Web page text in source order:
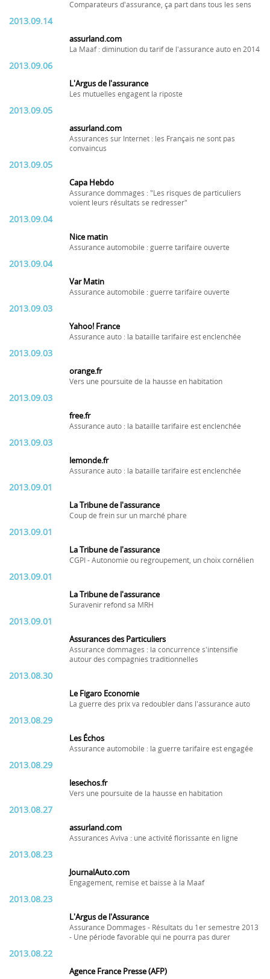
Comparateurs d'assurance, ça part dans tous les sens
2013.09.14
assurland.com
La Maaf : diminution du tarif de l'assurance auto en 2014
2013.09.06
L'Argus de l'assurance
Les mutuelles engagent la riposte
2013.09.05
assurland.com
Assurances sur Internet : les Français ne sont pas
convaincus
2013.09.05
Capa Hebdo
Assurance dommages : "Les risques de particuliers
voient leurs résultats se redresser"
2013.09.04
Nice matin
Assurance automobile : guerre tarifaire ouverte
2013.09.04
Var Matin
Assurance automobile : guerre tarifaire ouverte
2013.09.03
Yahoo! France
Assurance auto : la bataille tarifaire est enclenchée
2013.09.03
orange.fr
Vers une poursuite de la hausse en habitation
2013.09.03
free.fr
Assurance auto : la bataille tarifaire est enclenchée
2013.09.03
lemonde.fr
Assurance auto : la bataille tarifaire est enclenchée
2013.09.01
La Tribune de l'assurance
Coup de frein sur un marché phare
2013.09.01
La Tribune de l'assurance
CGPI - Autonomie ou regroupement, un choix cornélien
2013.09.01
La Tribune de l'assurance
Suravenir refond sa MRH
2013.09.01
Assurances des Particuliers
Assurance dommages : la concurrence s'intensifie
autour des compagnies traditionnelles
2013.08.30
Le Figaro Economie
La guerre des prix va redoubler dans l'assurance auto
2013.08.29
Les Échos
Assurance automobile : la guerre tarifaire est engagée
2013.08.29
lesechos.fr
Vers une poursuite de la hausse en habitation
2013.08.27
assurland.com
Assurances Aviva : une activité florissante en ligne
2013.08.23
JournalAuto.com
Engagement, remise et baisse à la Maaf
2013.08.23
L'Argus de l'Assurance
Assurance Dommages - Résultats du 1er semestre 2013
- Une période favorable qui ne pourra pas durer
2013.08.22
Agence France Presse (AFP)